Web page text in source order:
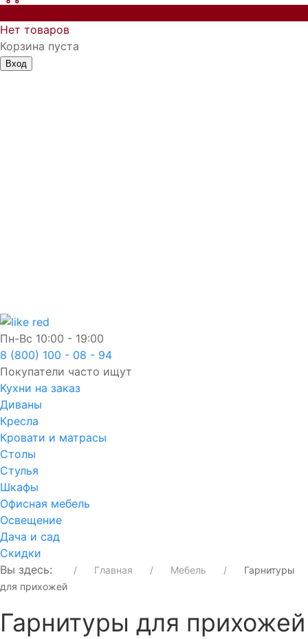
Нет товаров
Корзина пуста
Вход
Пн-Вс 10:00 - 19:00
8 (800) 100 - 08 - 94
Покупатели часто ищут
Кухни на заказ
Диваны
Кресла
Кровати и матрасы
Столы
Стулья
Шкафы
Офисная мебель
Освещение
Дача и сад
Скидки
Вы здесь:
Главная Мебель
Гарнитуры
для прихожей
Гарнитуры для прихожей